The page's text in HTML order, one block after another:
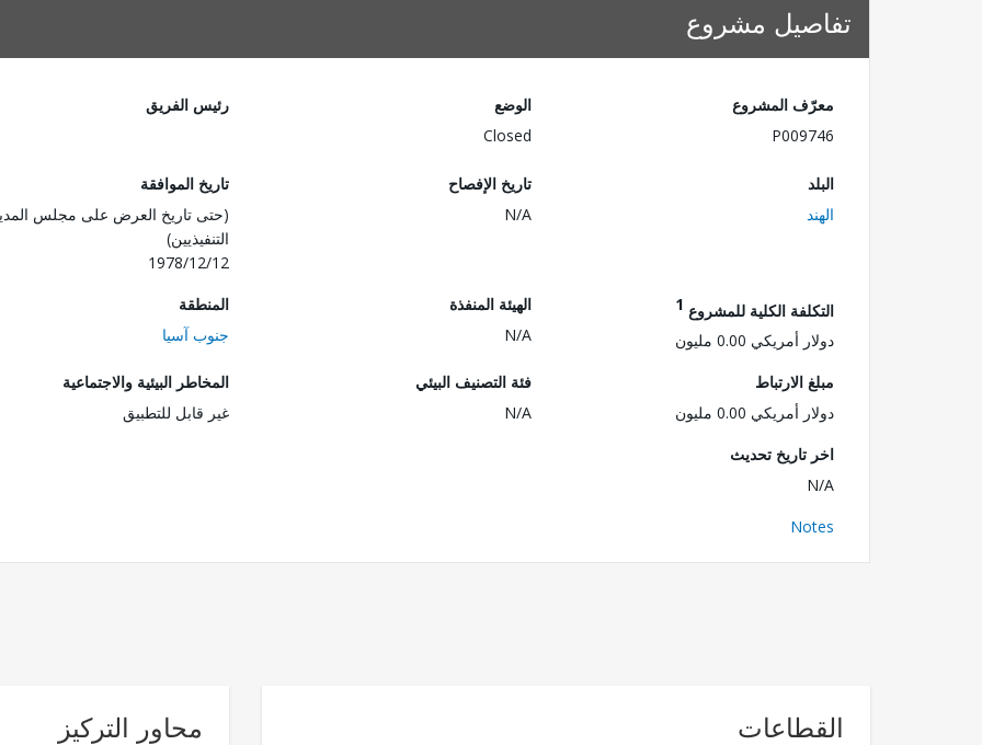
تفاصيل مشروع
معرّف المشروع
P009746
الوضع
Closed
رئيس الفريق
البلد
الهند
تاريخ الإفصاح
N/A
تاريخ الموافقة
(حتى تاريخ العرض على مجلس
التنفيذيين)
1978/12/12
التكلفة الكلية للمشروع 1
دولار أمريكي 0.00 مليون
الهيئة المنفذة
N/A
المنطقة
جنوب آسيا
مبلغ الارتباط
دولار أمريكي 0.00 مليون
فئة التصنيف البيئي
N/A
المخاطر البيئية والاجتماعية
غير قابل للتطبيق
اخر تاريخ تحديث
N/A
Notes
القطاعات محاور التركيز